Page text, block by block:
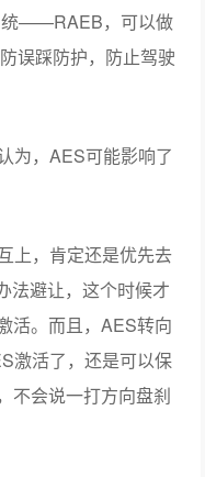
统——RAEB，可以做
误踩防护，防止驾驶
为，AES可能影响了
上，肯定还是优先去
法避让，这个时候才
活。而且，AES转向
激活了，还是可以保
不会说一打方向盘刹